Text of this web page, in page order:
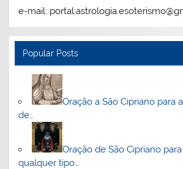
e-mail:
Popular Posts
Oração a São Cipriano para
de…
Oração de São Cipriano
qualquer tipo…